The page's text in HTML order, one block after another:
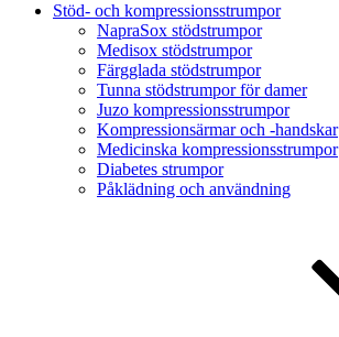
Stöd- och kompressionsstrumpor
NapraSox stödstrumpor
Medisox stödstrumpor
Färgglada stödstrumpor
Tunna stödstrumpor för damer
Juzo kompressionsstrumpor
Kompressionsärmar och -handskar
Medicinska kompressionsstrumpor
Diabetes strumpor
Påklädning och användning